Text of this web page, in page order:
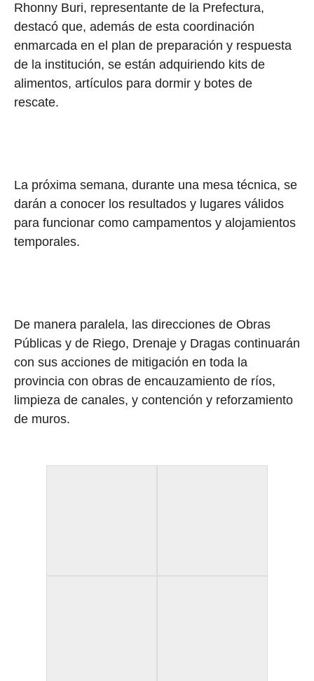
Rhonny Buri, representante de la Prefectura,
destacó que, además de esta coordinación
enmarcada en el plan de preparación y respuesta
de la institución, se están adquiriendo kits de
alimentos, artículos para dormir y botes de
rescate.
La próxima semana, durante una mesa técnica, se
darán a conocer los resultados y lugares válidos
para funcionar como campamentos y alojamientos
temporales.
De manera paralela, las direcciones de Obras
Públicas y de Riego, Drenaje y Dragas continuarán
con sus acciones de mitigación en toda la
provincia con obras de encauzamiento de ríos,
limpieza de canales, y contención y reforzamiento
de muros.